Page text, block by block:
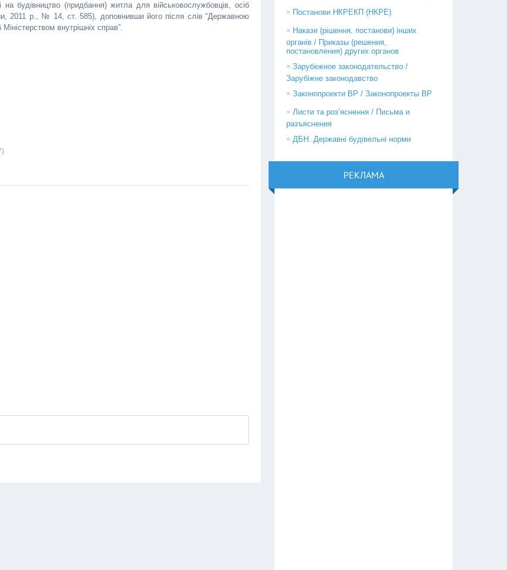
будівництво (придбання) житла для військовослужбовців, осіб
2011 р., № 14, ст. 585), доповнивши його після слів “Державною
внутрішніх справ”.
Постанови НКРЕКП (НКРЕ)
Накази (рішення, постанови) інших
органів / Приказы (решения,
постановления) других органов
Зарубежное законодательство /
Зарубіжне законодавство
Законопроекти ВР / Законопроекты ВР
Листи та роз’яснення / Письма и
разъяснения
ДБН. Державні будівельні норми
РЕКЛАМА